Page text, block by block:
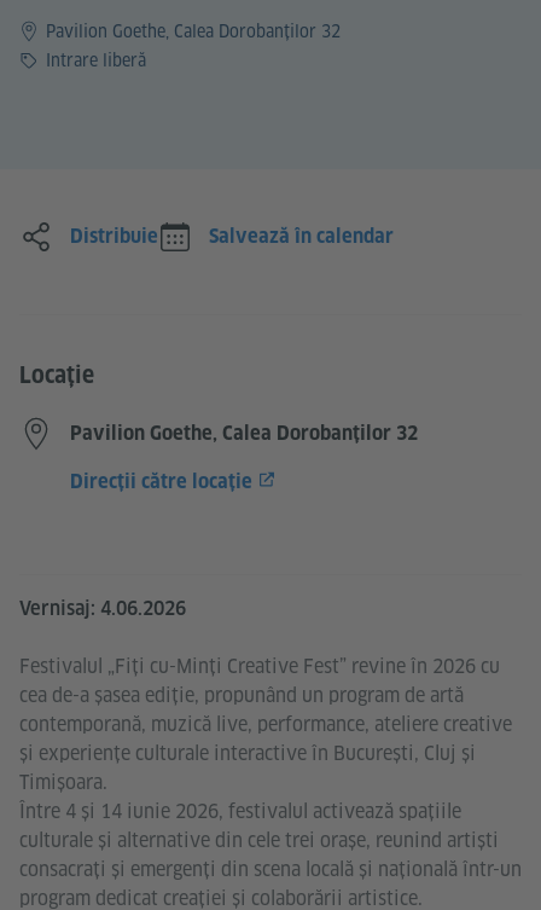
Pavilion Goethe, Calea Dorobanților 32
PrețulIntrare liberă
Vernisaj: 4.06.2026
Festivalul „Fiți cu-Minți Creative Fest” revine în 2026 cu
cea de-a șasea ediție, propunând un program de artă
contemporană, muzică live, performance, ateliere creative
și experiențe culturale interactive în București, Cluj și
Timișoara.
Între 4 și 14 iunie 2026, festivalul activează spațiile
culturale și alternative din cele trei orașe, reunind artiști
consacrați și emergenți din scena locală și națională într-un
program dedicat creației și colaborării artistice.
Distribuie Salvează în calendar
Locație
Pavilion Goethe, Calea Dorobanților 32
Direcții către locație